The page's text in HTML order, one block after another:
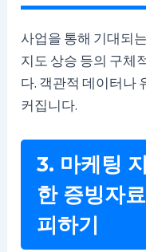
사업을 통해 기대되
지도 상승 등의 구체
다. 객관적 데이터나
커집니다.
3. 마케팅
한 증빙자
피하기